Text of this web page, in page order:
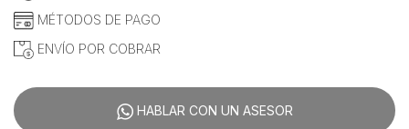
MÉTODOS DE PAGO
ENVÍO POR COBRAR
HABLAR CON UN ASESOR